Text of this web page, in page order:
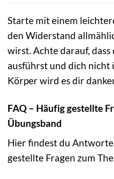
Starte mit einem
den Widerstand
wirst. Achte darauf,
ausführst und dich nicht
Körper wird es dir
FAQ – Häufig gestellte
Übungsband
Hier findest du
gestellte Fragen zum